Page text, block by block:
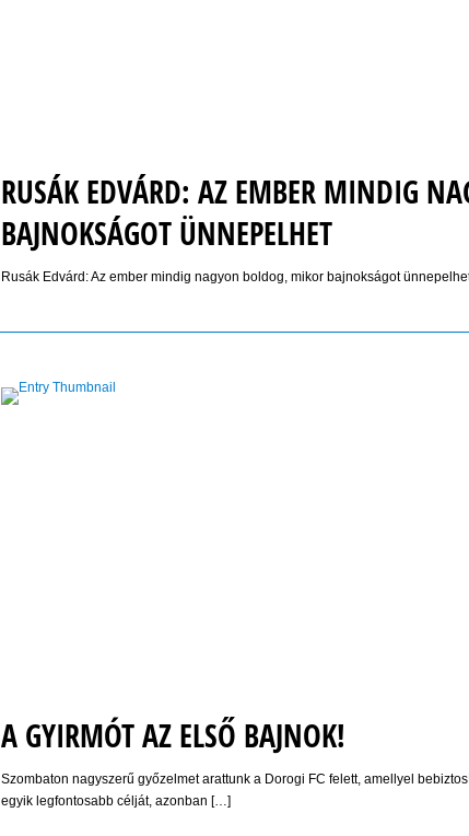
RUSÁK EDVÁRD: AZ EMBER MINDIG
BAJNOKSÁGOT ÜNNEPELHET
Rusák Edvárd: Az ember mindig nagyon boldog, mikor bajnokságot
A GYIRMÓT AZ ELSŐ BAJNOK!
Szombaton nagyszerű győzelmet arattunk a Dorogi FC felett, amellyel
egyik legfontosabb célját, azonban […]